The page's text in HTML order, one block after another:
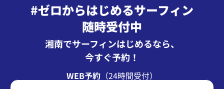
#ゼロからはじめるサーフィン
随時受付中
湘南でサーフィンはじめるなら、
今すぐ予約！
WEB予約 （24時間受付）